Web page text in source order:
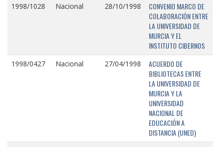
1998/1028 Nacional 28/10/1998
CONVENIO MARCO DE
COLABORACIÓN ENTRE
LA UNIVERSIDAD DE
MURCIA Y EL
INSTITUTO CIBERNOS
1998/0427 Nacional 27/04/1998
ACUERDO DE
BIBLIOTECAS ENTRE
LA UNIVERSIDAD DE
MURCIA Y LA
UNIVERSIDAD
NACIONAL DE
EDUCACIÓN A
DISTANCIA (UNED)